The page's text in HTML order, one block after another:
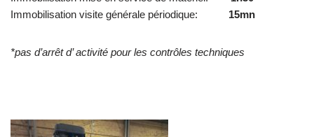
Immobilisation visite générale périodique:
15mn
*pas d’arrêt d’ activité pour les contrôles techniques